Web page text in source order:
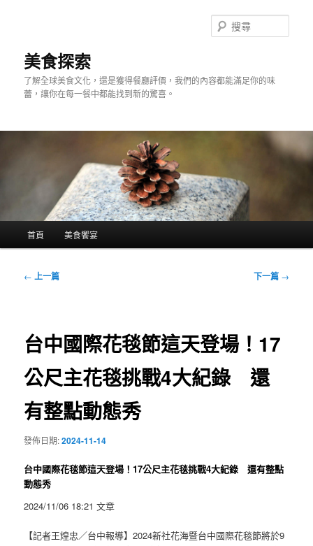
美食探索
了解全球美食文化，還是獲得餐廳評價，我們的內容都能滿足你的味
蕾，讓你在每一餐中都能找到新的驚喜。
尋
首頁 美食饗宴
文
← 上一篇 下一篇 →
台中國際花毯節這天登場！17
公尺主花毯挑戰4大紀錄 還
有整點動態秀
發佈日期:2024-11-14
台中國際花毯節這天登場！17公尺主花毯挑戰4大紀錄 還有整點
動態秀
2024/11/06 18:21 文章
【記者王煌忠／台中報導】2024新社花海暨台中國際花毯節將於9